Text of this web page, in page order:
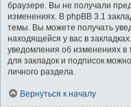
браузере. Вы не получали
изменениях. В phpBB 3.1
темы. Вы можете получать
находящейся у вас в
уведомления об изменениях
для закладок и подписок
личного раздела.
Вернуться к началу